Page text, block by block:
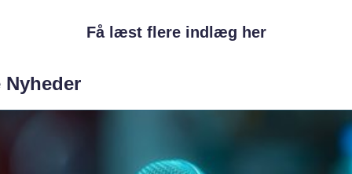
Få læst flere indlæg her
Nyheder